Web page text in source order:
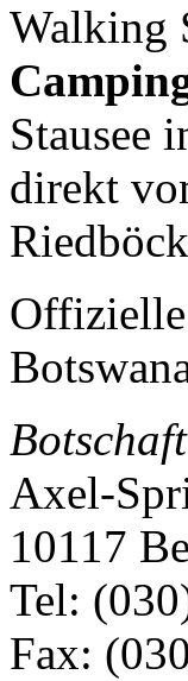
Walking
Stausee
direkt
Offizielle
Axel-
10117
Tel:
Fax: